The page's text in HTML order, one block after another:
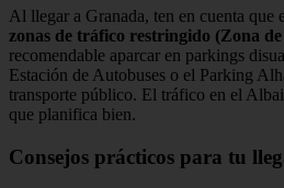
Al llegar a Granada, ten en cuenta que
zonas de tráfico restringido (Zona
recomendable aparcar en parkings
Estación de Autobuses o el Parking
transporte público. El tráfico en el
que planifica bien.
Consejos prácticos para tu